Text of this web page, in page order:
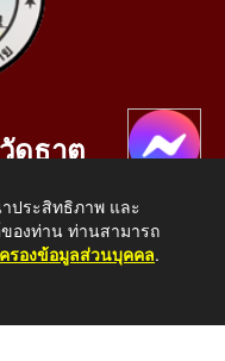
ดธาตุ
43000
ร: 042-414759
ประสิทธิภาพ และ
องท่าน ท่านสามารถ
รองข้อมูลส่วนบุคคล.